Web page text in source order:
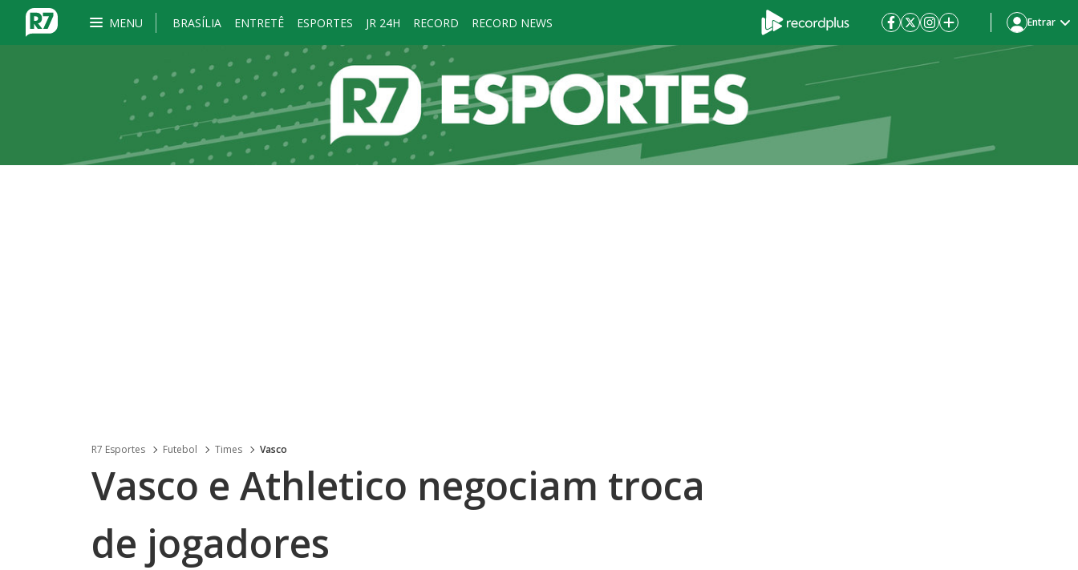
MENU BRASÍLIA ENTRETÊ ESPORTES JR 24H RECORD RECORD NEWS Entrar
R7 Esportes Futebol Times Vasco
Vasco e Athletico negociam troca
de jogadores